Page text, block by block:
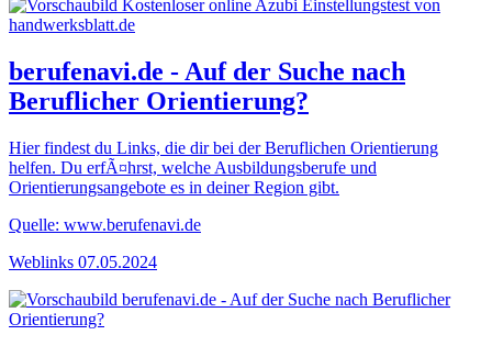
berufenavi.de - Auf der Suche nach
Beruflicher Orientierung?
Hier findest du Links, die dir bei der Beruflichen Orientierung
helfen. Du erfÃ¤hrst, welche Ausbildungsberufe und
Orientierungsangebote es in deiner Region gibt.
Quelle: www.berufenavi.de
Weblinks 07.05.2024